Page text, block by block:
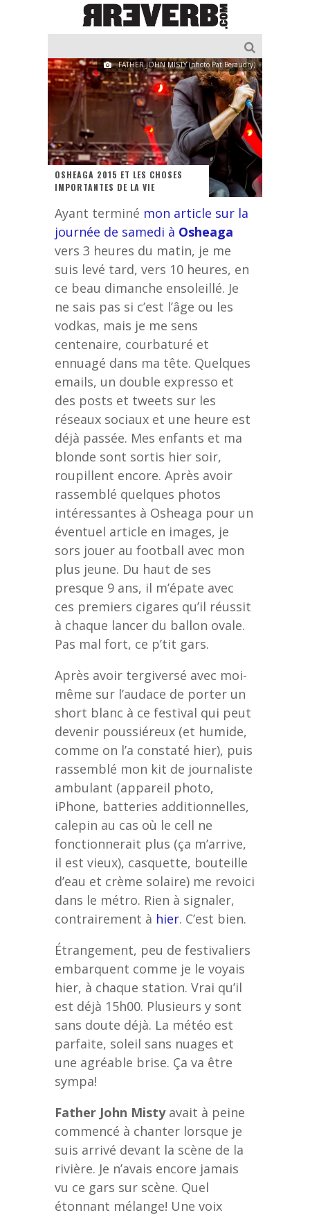
FATHER JOHN MISTY (photo Pat Beraudry)
OSHEAGA 2015 ET LES CHOSES
IMPORTANTES DE LA VIE
Ayant terminé mon article sur la
journée de samedi à Osheaga
vers 3 heures du matin, je me
suis levé tard, vers 10 heures, en
ce beau dimanche ensoleillé. Je
ne sais pas si c’est l’âge ou les
vodkas, mais je me sens
centenaire, courbaturé et
ennuagé dans ma tête. Quelques
emails, un double expresso et
des posts et tweets sur les
réseaux sociaux et une heure est
déjà passée. Mes enfants et ma
blonde sont sortis hier soir,
roupillent encore. Après avoir
rassemblé quelques photos
intéressantes à Osheaga pour un
éventuel article en images, je
sors jouer au football avec mon
plus jeune. Du haut de ses
presque 9 ans, il m’épate avec
ces premiers cigares qu’il réussit
à chaque lancer du ballon ovale.
Pas mal fort, ce p’tit gars.
Après avoir tergiversé avec moi-
même sur l’audace de porter un
short blanc à ce festival qui peut
devenir poussiéreux (et humide,
comme on l’a constaté hier), puis
rassemblé mon kit de journaliste
ambulant (appareil photo,
iPhone, batteries additionnelles,
calepin au cas où le cell ne
fonctionnerait plus (ça m’arrive,
il est vieux), casquette, bouteille
d’eau et crème solaire) me revoici
dans le métro. Rien à signaler,
contrairement à hier. C’est bien.
Étrangement, peu de festivaliers
embarquent comme je le voyais
hier, à chaque station. Vrai qu’il
est déjà 15h00. Plusieurs y sont
sans doute déjà. La météo est
parfaite, soleil sans nuages et
une agréable brise. Ça va être
sympa!
Father John Mistyavait à peine
commencé à chanter lorsque je
suis arrivé devant la scène de la
rivière. Je n’avais encore jamais
vu ce gars sur scène. Quel
étonnant mélange! Une voix